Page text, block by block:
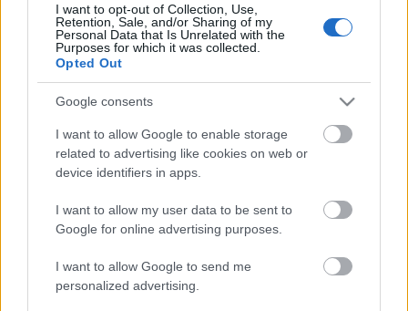
I want to opt-out of Collection, Use,
Retention, Sale, and/or Sharing of my
Personal Data that Is Unrelated with the
Purposes for which it was collected.
Opted Out
Google consents
I want to allow Google to enable storage
related to advertising like cookies on web or
device identifiers in apps.
I want to allow my user data to be sent to
Google for online advertising purposes.
I want to allow Google to send me
personalized advertising.
Címkék:baleset sérülés bejegyzés gondolatébresztő
szigetek repost horváth tamás celebcunami
bulvárriadó
péterfi andrea
Ajánlott bejegyzések:
Csapás csapás hátán...